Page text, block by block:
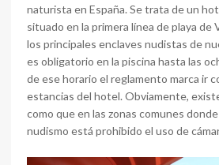
naturista en España. Se trata de un
situado en la primera línea de playa de
los principales enclaves nudistas de
es obligatorio en la piscina hasta las
de ese horario el reglamento marca ir
estancias del hotel. Obviamente,
como que en las zonas comunes
nudismo está prohibido el uso de